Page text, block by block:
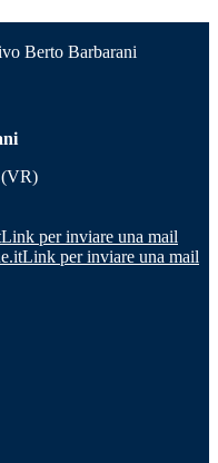
Berto Barbarani
(VR)
Link per inviare una mail
Link per inviare una mail